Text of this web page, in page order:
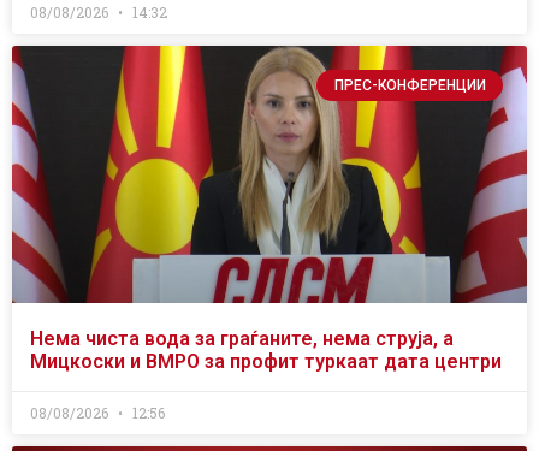
08/08/2026 14:32
ПРЕС-КОНФЕРЕНЦИИ
Нема чиста вода за граѓаните, нема струја, а
Мицкоски и ВМРО за профит туркаат дата центри
08/08/2026 12:56